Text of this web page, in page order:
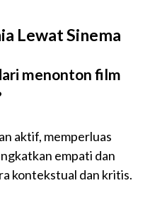
Lewat Sinema
menonton film
aktif, memperluas
empati dan
kontekstual dan kritis.